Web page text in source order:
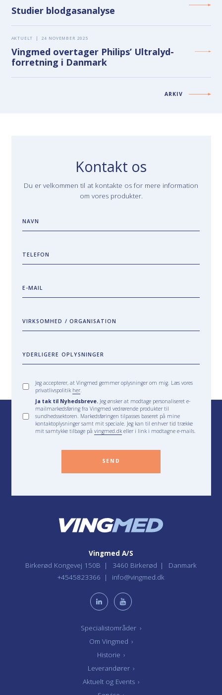
Studier blodgasanalyse
AKTUELT | 24 NOVEMBER 2025
Vingmed overtager Philips’ Ultralyd-
forretning i Danmark
ARKIV
Kontakt os
Du er velkommen til at kontakte os for mere information
om vores produkter.
NAVN
TELEFON
E-MAIL
VIRKSOMHED / ORGANISATION
YDERLIGERE OPLYSNINGER
Jeg accepterer, at Vingmed gemmer oplysninger om mig. Læs vores
privatlivspolitik her
Ja tak til Nyhedsbreve. Jeg ønsker at modtage personaliseret e-
mailmarkedsføring fra Vingmed vedrørende produkter til
sundhedssektoren. Markedsføringen tilpasses baseret på mine
kontaktoplysninger samt mit speciale. Jeg kan til enhver tid trække
mit samtykke tilbage påvingmed.dkeller i link i modtagne e-mails.
SEND
Specialistområder ›
Om Vingmed ›
Historie ›
Leverandører ›
Aktuelt og Events ›
Vingmed A/S
Birkerød Kongevej 150B
3460 Birkerød
Danmark
+4545823366
info@vingmed.dk